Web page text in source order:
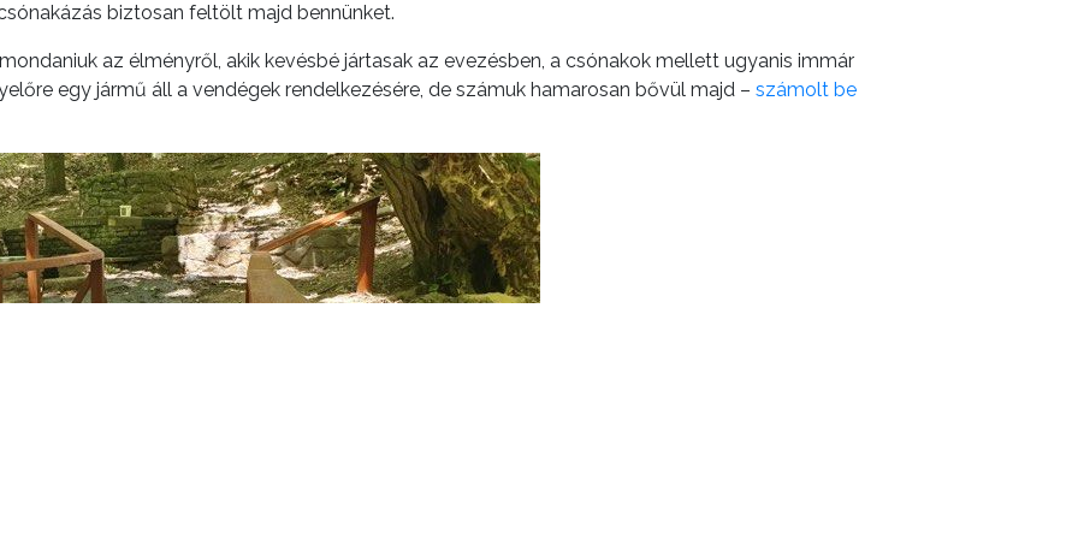
biztosan feltölt majd bennünket.
az élményről, akik kevésbé jártasak az evezésben, a csónakok mellett ugyanis immár
egy jármű áll a vendégek rendelkezésére, de számuk hamarosan bővül majd – számolt be